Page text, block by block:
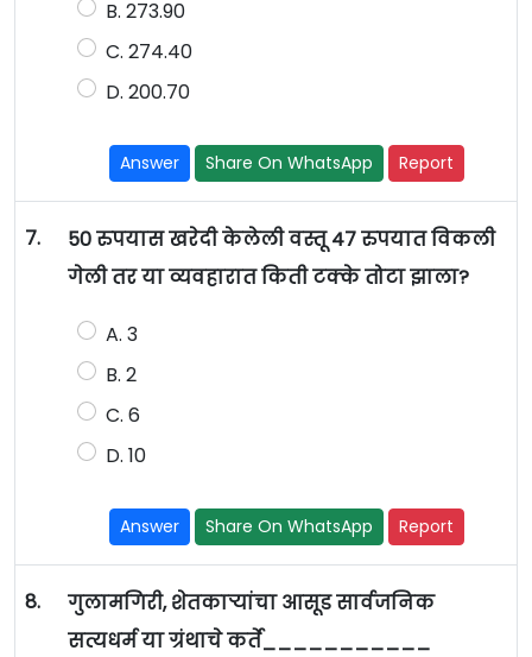
B. 273.90
C. 274.40
D. 200.70
Answer Share On WhatsApp Report
7.
50 रुपयास खरेदी केलेली वस्तू 47 रुपयात विकली
गेली तर या व्यवहारात किती टक्के तोटा झाला?
A. 3
B. 2
C. 6
D. 10
Answer Share On WhatsApp Report
8.
गुलामगिरी, शेतकाऱ्यांचा आसूड सार्वजनिक
सत्यधर्म या ग्रंथाचे कर्ते___________